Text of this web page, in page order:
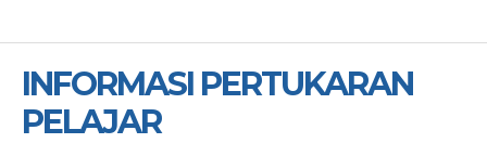
INFORMASI PERTUKARAN
PELAJAR